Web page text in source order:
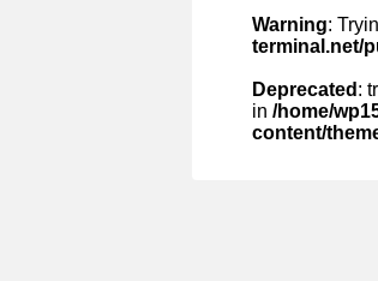
Warning:
terminal.net/
Deprecated :
in /home/
content/